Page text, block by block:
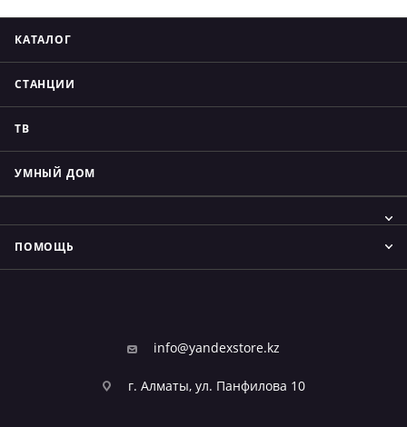
КАТАЛОГ
СТАНЦИИ
ТВ
УМНЫЙ ДОМ
ПОМОЩЬ
info@yandexstore.kz
г. Алматы, ул. Панфилова 10